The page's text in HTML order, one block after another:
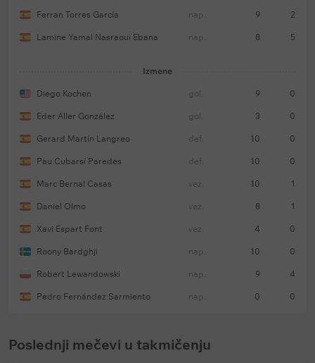
Ferran Torres García nap. 9 2
Lamine Yamal Nasraoui Ebana nap. 8 5
Izmene
Diego Kochen gol. 9 0
Eder Aller González gol. 3 0
Gerard Martín Langreo def. 10 0
Pau Cubarsí Paredes def. 10 0
Marc Bernal Casas vez. 10 1
Daniel Olmo vez. 8 1
Xavi Espart Font vez. 4 0
Roony Bardghji nap. 10 0
Robert Lewandowski nap. 9 4
Pedro Fernández Sarmiento nap. 0 0
Poslednji mečevi u takmičenju